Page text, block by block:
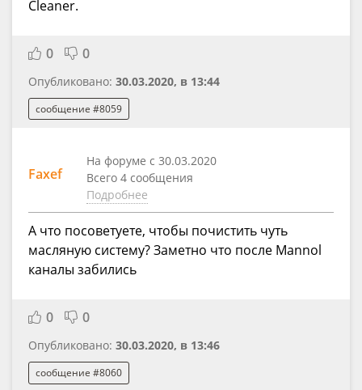
Cleaner.
0 0
Опубликовано: 30.03.2020, в 13:44
сообщение #8059
Faxef
На форуме с 30.03.2020
Всего 4 сообщения
Подробнее
А что посоветуете, чтобы почистить чуть
масляную систему? Заметно что после Mannol
каналы забились
0 0
Опубликовано: 30.03.2020, в 13:46
сообщение #8060